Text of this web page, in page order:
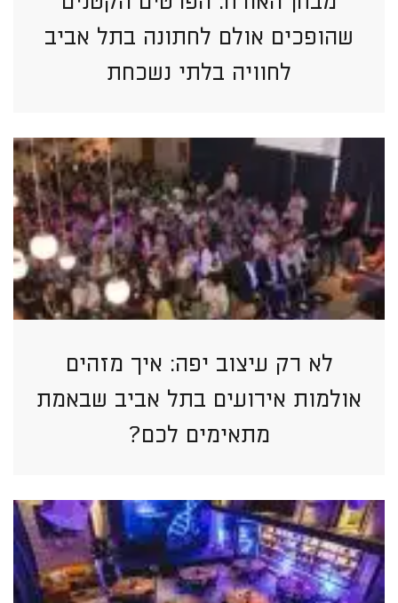
שהופכים אולם לחתונה בתל אביב
לחוויה בלתי נשכחת
לא רק עיצוב יפה: איך מזהים
אולמות אירועים בתל אביב שבאמת
מתאימים לכם?